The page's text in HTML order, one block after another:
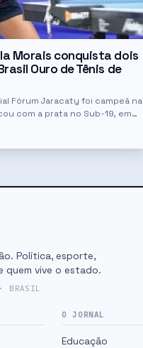
Morais conquista dois
Ouro de Tênis de
Fórum Jaracaty foi campeã na
com a prata no Sub-19, em
Teresina
Política, esporte,
quem vive o estado.
BRASIL
O JORNAL
Educação